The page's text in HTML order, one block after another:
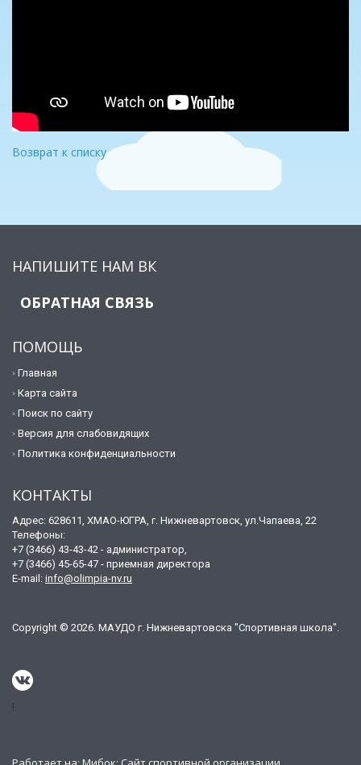
Возврат к списку
НАПИШИТЕ НАМ ВК
ОБРАТНАЯ СВЯЗЬ
ПОМОЩЬ
Главная
Карта сайта
Поиск по сайту
Версия для слабовидящих
Политика конфиденциальности
КОНТАКТЫ
Адрес: 628611, ХМАО-ЮГРА, г. Нижневартовск, ул.Чапаева, 22
Телефоны:
+7 (3466) 43-43-42 - администратор,
+7 (3466) 45-65-47 - приемная директора
E-mail: info@olimpia-nv.ru
Copyright © 2026. МАУДО г. Нижневартовска "Спортивная школа".
!